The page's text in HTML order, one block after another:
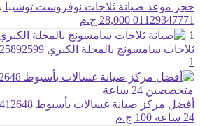
حجز موعد صيانة ثلاجات نوفروست توشيبا
01129347771 28,000 ج.م
1
ثلاجات سامسونج بالمحلة الكبري 01125892599
1
24 ساعة
100 ج.م